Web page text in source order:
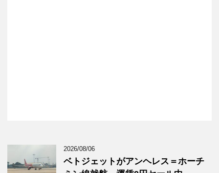
2026/08/06
ベトジェットがアンヘレス＝ホーチ